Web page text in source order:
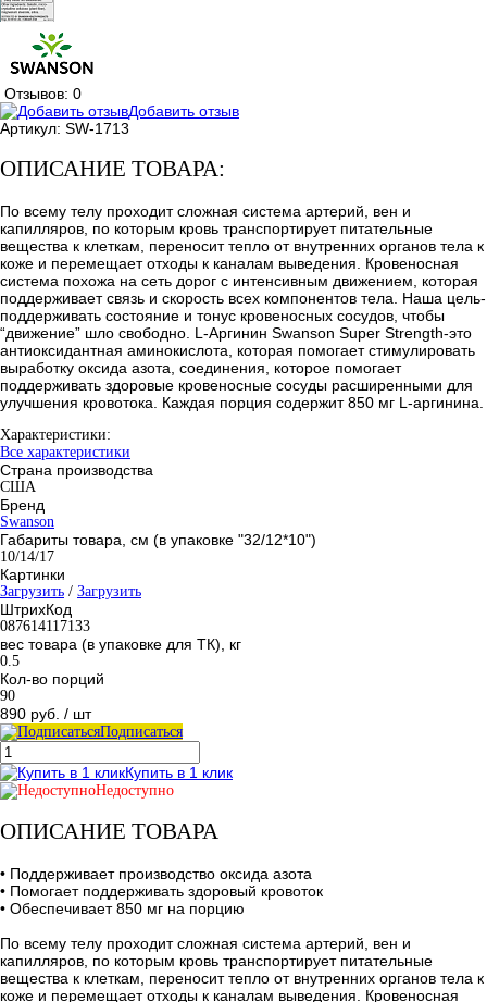
Отзывов: 0
Добавить отзыв
Артикул: SW-1713
ОПИСАНИЕ ТОВАРА:
По всему телу проходит сложная система артерий, вен и
капилляров, по которым кровь транспортирует питательные
вещества к клеткам, переносит тепло от внутренних органов тела к
коже и перемещает отходы к каналам выведения. Кровеносная
система похожа на сеть дорог с интенсивным движением, которая
поддерживает связь и скорость всех компонентов тела. Наша цель-
поддерживать состояние и тонус кровеносных сосудов, чтобы
“движение” шло свободно. L-Аргинин Swanson Super Strength-это
антиоксидантная аминокислота, которая помогает стимулировать
выработку оксида азота, соединения, которое помогает
поддерживать здоровые кровеносные сосуды расширенными для
улучшения кровотока. Каждая порция содержит 850 мг L-аргинина.
Характеристики:
Все характеристики
Страна производства
США
Бренд
Swanson
Габариты товара, см (в упаковке "32/12*10")
10/14/17
Картинки
Загрузить / Загрузить
ШтрихКод
087614117133
вес товара (в упаковке для ТК), кг
0.5
Кол-во порций
90
890 руб. / шт
Подписаться
Купить в 1 клик
Недоступно
ОПИСАНИЕ ТОВАРА
• Поддерживает производство оксида азота
• Помогает поддерживать здоровый кровоток
• Обеспечивает 850 мг на порцию
По всему телу проходит сложная система артерий, вен и
капилляров, по которым кровь транспортирует питательные
вещества к клеткам, переносит тепло от внутренних органов тела к
коже и перемещает отходы к каналам выведения. Кровеносная